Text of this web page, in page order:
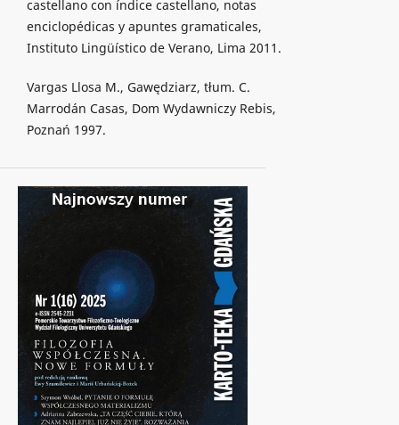
castellano con índice castellano, notas
enciclopédicas y apuntes gramaticales,
Instituto Lingüístico de Verano, Lima 2011.
Vargas Llosa M., Gawędziarz, tłum. C.
Marrodán Casas, Dom Wydawniczy Rebis,
Poznań 1997.